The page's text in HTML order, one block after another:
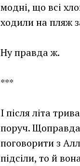
модні, що всі
ходили на пляж
Ну правда ж.
***
І після літа
поруч.
поговорити з
підсіли, то й